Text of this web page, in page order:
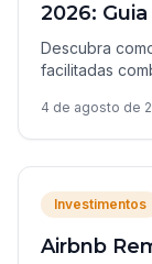
2026:
Descubra
facilitadas
brasileiro em
4 de agosto de
Investimentos
Airbnb